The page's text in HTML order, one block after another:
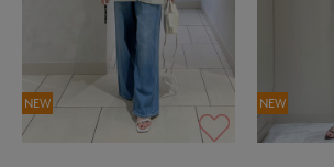
NEW NEW